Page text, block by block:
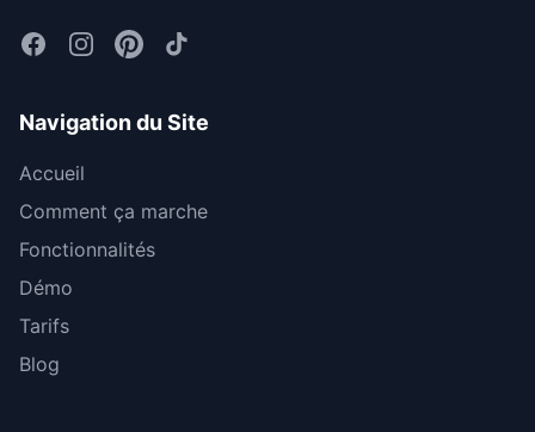
Navigation du Site
Accueil
Comment ça marche
Fonctionnalités
Démo
Tarifs
Blog